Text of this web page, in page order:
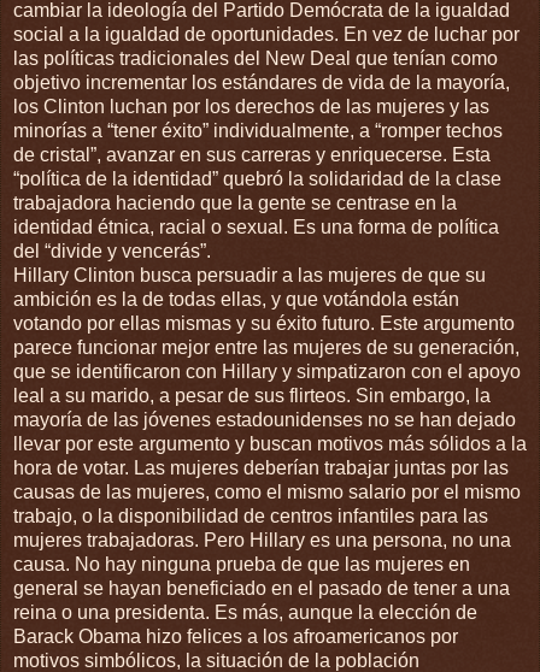
cambiar la ideología del Partido Demócrata de la igualdad
social a la igualdad de oportunidades. En vez de luchar por
las políticas tradicionales del New Deal que tenían como
objetivo incrementar los estándares de vida de la mayoría,
los Clinton luchan por los derechos de las mujeres y las
minorías a “tener éxito” individualmente, a “romper techos
de cristal”, avanzar en sus carreras y enriquecerse. Esta
“política de la identidad” quebró la solidaridad de la clase
trabajadora haciendo que la gente se centrase en la
identidad étnica, racial o sexual. Es una forma de política
del “divide y vencerás”.
Hillary Clinton busca persuadir a las mujeres de que su
ambición es la de todas ellas, y que votándola están
votando por ellas mismas y su éxito futuro. Este argumento
parece funcionar mejor entre las mujeres de su generación,
que se identificaron con Hillary y simpatizaron con el apoyo
leal a su marido, a pesar de sus flirteos. Sin embargo, la
mayoría de las jóvenes estadounidenses no se han dejado
llevar por este argumento y buscan motivos más sólidos a la
hora de votar. Las mujeres deberían trabajar juntas por las
causas de las mujeres, como el mismo salario por el mismo
trabajo, o la disponibilidad de centros infantiles para las
mujeres trabajadoras. Pero Hillary es una persona, no una
causa. No hay ninguna prueba de que las mujeres en
general se hayan beneficiado en el pasado de tener a una
reina o una presidenta. Es más, aunque la elección de
Barack Obama hizo felices a los afroamericanos por
motivos simbólicos, la situación de la población